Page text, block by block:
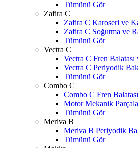
Tümünü Gör
Zafira C
Zafira C Karoseri ve
Zafira C Soğutma ve
Tümünü Gör
Vectra C
Vectra C Fren Balatası
Vectra C Periyodik
Tümünü Gör
Combo C
Combo C Fren
Motor Mekanik
Tümünü Gör
Meriva B
Meriva B Periyodik
Tümünü Gör